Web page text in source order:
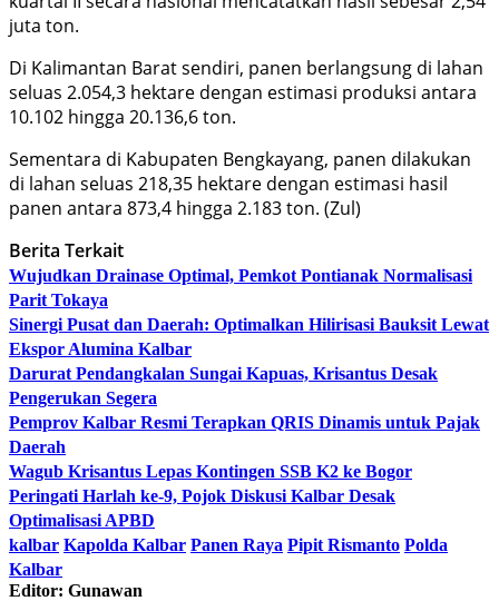
juta ton.
Di Kalimantan Barat sendiri, panen berlangsung di lahan
seluas 2.054,3 hektare dengan estimasi produksi antara
10.102 hingga 20.136,6 ton.
Sementara di Kabupaten Bengkayang, panen dilakukan
di lahan seluas 218,35 hektare dengan estimasi hasil
panen antara 873,4 hingga 2.183 ton. (Zul)
Berita Terkait
Wujudkan Drainase Optimal, Pemkot Pontianak Normalisasi
Parit Tokaya
Sinergi Pusat dan Daerah: Optimalkan Hilirisasi Bauksit Lewat
Ekspor Alumina Kalbar
Darurat Pendangkalan Sungai Kapuas, Krisantus Desak
Pengerukan Segera
Pemprov Kalbar Resmi Terapkan QRIS Dinamis untuk Pajak
Daerah
Wagub Krisantus Lepas Kontingen SSB K2 ke Bogor
Peringati Harlah ke-9, Pojok Diskusi Kalbar Desak
Optimalisasi APBD
kalbar Kapolda Kalbar Panen Raya Pipit Rismanto Polda
Kalbar
Editor: Gunawan